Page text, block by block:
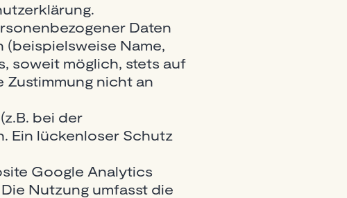
Daten
(beispielsweise Name,
soweit möglich, stets auf
Zustimmung nicht an
bei der
Ein lückenloser Schutz
Google Analytics
Nutzung umfasst die